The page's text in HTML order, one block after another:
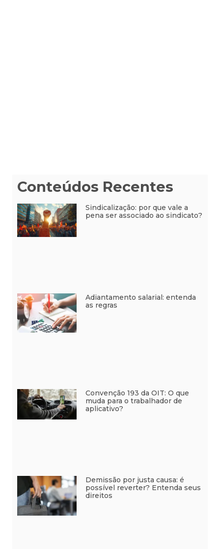
Conteúdos Recentes
Sindicalização: por que vale a
pena ser associado ao sindicato?
Adiantamento salarial: entenda
as regras
Convenção 193 da OIT: O que
muda para o trabalhador de
aplicativo?
Demissão por justa causa: é
possível reverter? Entenda seus
direitos